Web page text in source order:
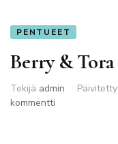
PENTUEET
Berry & Tora
Tekijä admin Päivitetty
kommentti